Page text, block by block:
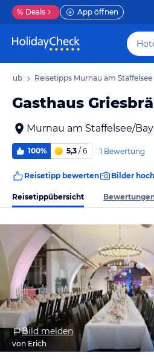
% Deals App öffnen
Reisetipps Murnau am Staffelsee
Gasthaus
Murnau am Staffelsee/
100% 5,3 / 6 1 Bewertung
Reisetipp bewerten Bilder
Reisetippübersicht
Bild melden
von Erich